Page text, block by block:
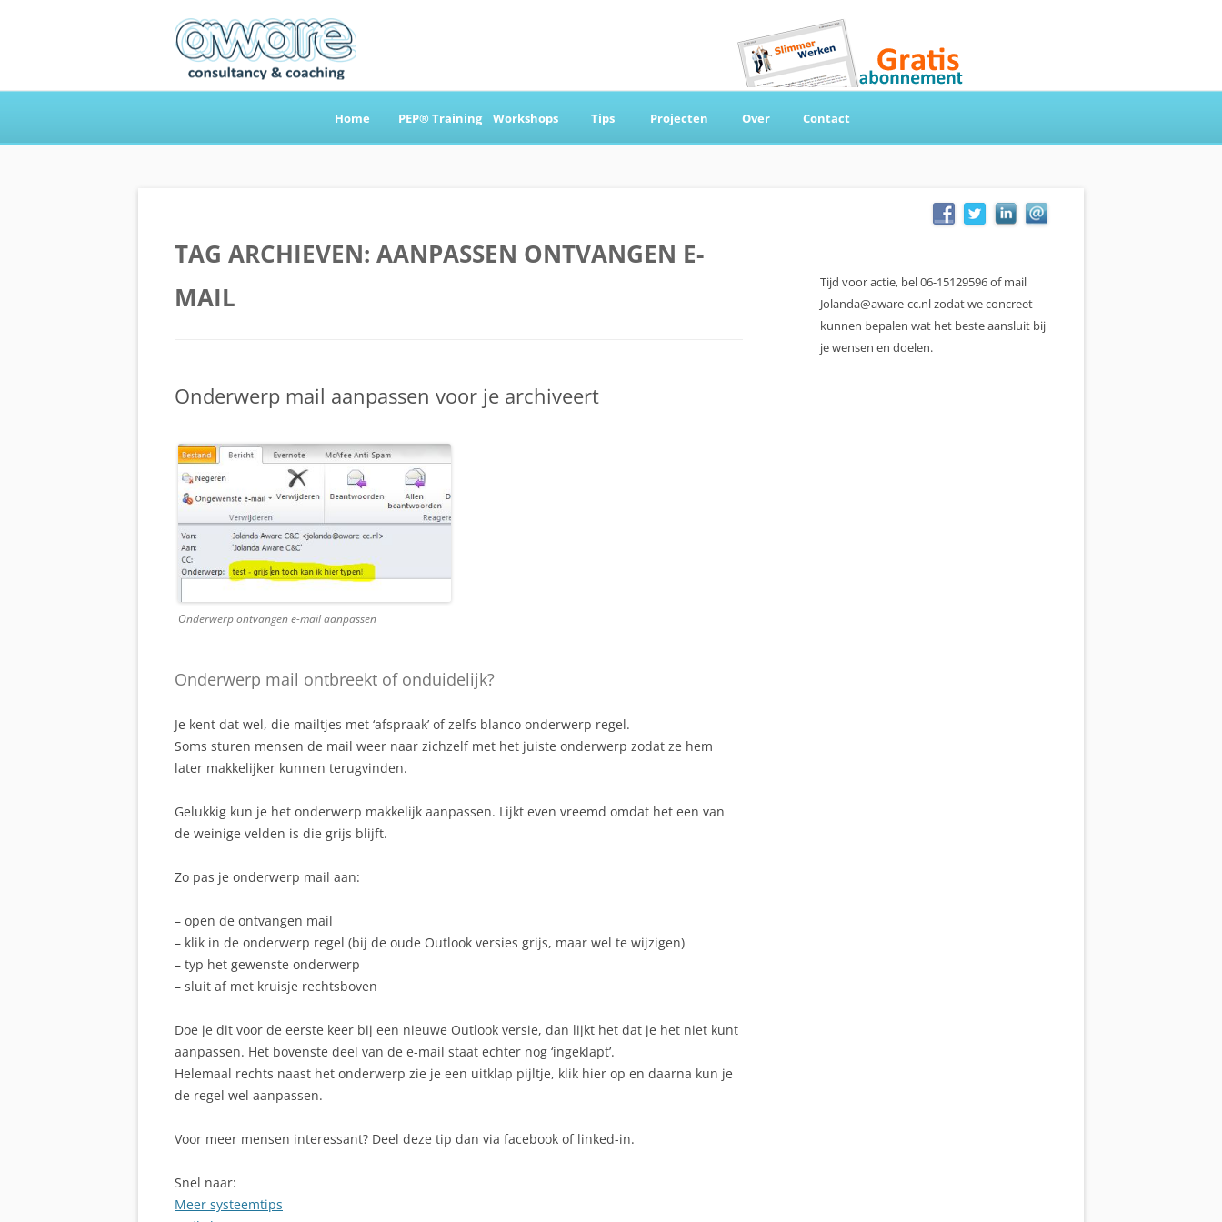
Ga
de
Home PEP® Training Workshops Tips Projecten Over Contact
TAG ARCHIEVEN: AANPASSEN ONTVANGEN E-
MAIL
Onderwerp mail aanpassen voor je archiveert
Onderwerp ontvangen e-mail aanpassen
Onderwerp mail ontbreekt of onduidelijk?
Je kent dat wel, die mailtjes met ‘afspraak’ of zelfs blanco onderwerp regel.
Soms sturen mensen de mail weer naar zichzelf met het juiste onderwerp zodat ze hem
later makkelijker kunnen terugvinden.
Gelukkig kun je het onderwerp makkelijk aanpassen. Lijkt even vreemd omdat het een van
de weinige velden is die grijs blijft.
Zo pas je onderwerp mail aan:
– open de ontvangen mail
– klik in de onderwerp regel (bij de oude Outlook versies grijs, maar wel te wijzigen)
– typ het gewenste onderwerp
– sluit af met kruisje rechtsboven
Doe je dit voor de eerste keer bij een nieuwe Outlook versie, dan lijkt het dat je het niet kunt
aanpassen. Het bovenste deel van de e-mail staat echter nog ‘ingeklapt’.
Helemaal rechts naast het onderwerp zie je een uitklap pijltje, klik hier op en daarna kun je
de regel wel aanpassen.
Voor meer mensen interessant? Deel deze tip dan via facebook of linked-in.
Snel naar:
Meer systeemtips
Tijd voor actie, bel 06-15129596 of mail
Jolanda@aware-cc.nl zodat we concreet
kunnen bepalen wat het beste aansluit bij
je wensen en doelen.